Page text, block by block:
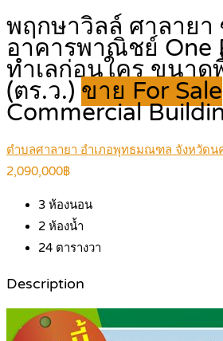
พฤกษาวิลล์ ศาลาย
อาคารพาณิชย์ One
ทำเลก่อนใคร ขนา
(ตร.ว.) ขาย For Sale
Commercial
ตำบลศาลายา อำเภอพุทธมณฑล จังหวัดน
2,090,000฿
3 ห้องนอน
2 ห้องน้ำ
24 ตารางวา
Description